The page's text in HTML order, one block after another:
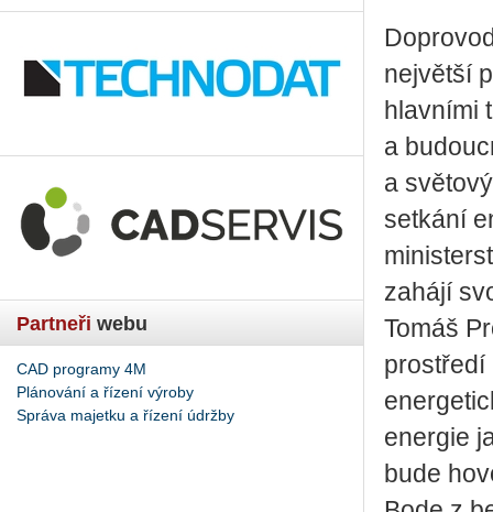
Partneři webu
CAD programy 4M
Plánování a řízení výroby
Správa majetku a řízení údržby
největší
hlavními
a
a
setkání
zahájí
Tomáš
prostředí
energie
bude